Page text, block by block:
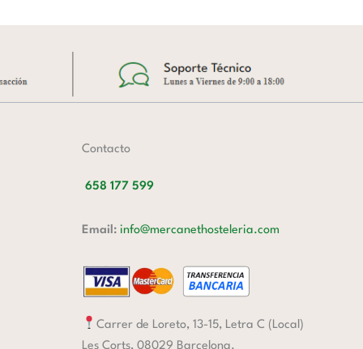
Contacto
658 177 599
Email: info@mercanethosteleria.com
Carrer de Loreto, 13-15, Letra C (Local)
Les Corts, 08029 Barcelona.